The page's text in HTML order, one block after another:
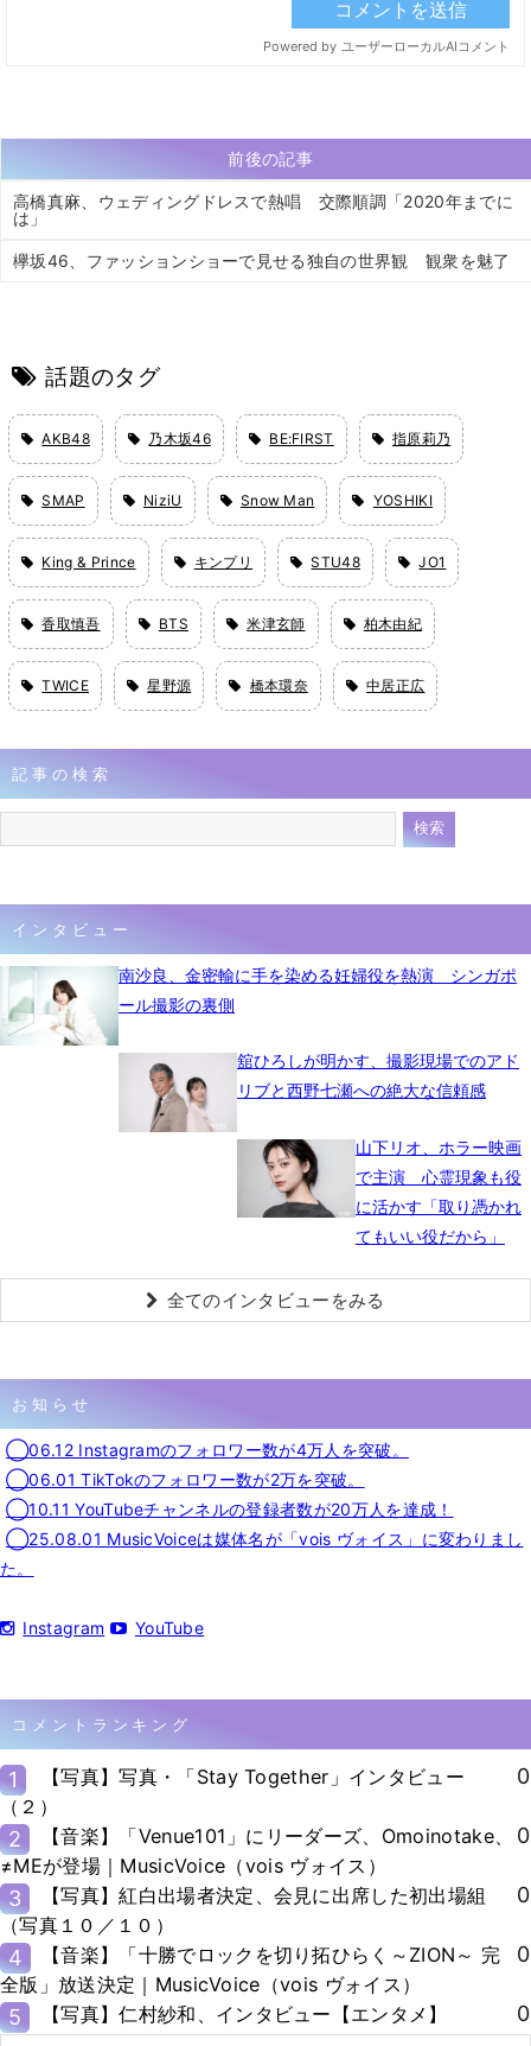
前後の記事
高橋真麻、ウェディングドレスで熱唱 交際順調「2020年までに
は」
欅坂46、ファッションショーで見せる独自の世界観 観衆を魅了
話題のタグ
AKB48 乃木坂46 BE:FIRST 指原莉乃
SMAP NiziU Snow Man YOSHIKI
King & Prince キンプリ STU48 JO1
香取慎吾 BTS 米津玄師 柏木由紀
TWICE 星野源 橋本環奈 中居正広
記事の検索
インタビュー
南沙良、金密輸に手を染める妊婦役を熱演 シンガポ
ール撮影の裏側
舘ひろしが明かす、撮影現場でのアド
リブと西野七瀬への絶大な信頼感
山下リオ、ホラー映画
で主演 心霊現象も役
に活かす「取り憑かれ
てもいい役だから」
全てのインタビューをみる
お知らせ
◯06.12 Instagramのフォロワー数が4万人を突破。
◯06.01 TikTokのフォロワー数が2万を突破。
◯10.11 YouTubeチャンネルの登録者数が20万人を達成！
◯25.08.01 MusicVoiceは媒体名が「vois ヴォイス」に変わりまし
た。
Instagram YouTube
コメントランキング
1
【写真】写真・「Stay Together」インタビュー
（２）
0
2
【音楽】「Venue101」にリーダーズ、Omoinotake、
≠MEが登場｜MusicVoice（vois ヴォイス）
0
3
【写真】紅白出場者決定、会見に出席した初出場組
（写真１０／１０）
0
4
【音楽】「十勝でロックを切り拓ひらく～ZION～ 完
全版」放送決定｜MusicVoice（vois ヴォイス）
0
5 【写真】仁村紗和、インタビュー【エンタメ】 0